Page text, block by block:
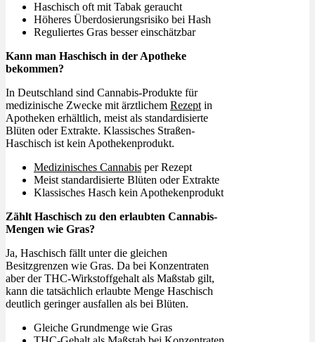
Haschisch oft mit Tabak geraucht
Höheres Überdosierungsrisiko bei Hash
Reguliertes Gras besser einschätzbar
Kann man Haschisch in der Apotheke
bekommen?
In Deutschland sind Cannabis-Produkte für
medizinische Zwecke mit ärztlichem Rezept in
Apotheken erhältlich, meist als standardisierte
Blüten oder Extrakte. Klassisches Straßen-
Haschisch ist kein Apothekenprodukt.
Medizinisches Cannabis per Rezept
Meist standardisierte Blüten oder Extrakte
Klassisches Hasch kein Apothekenprodukt
Zählt Haschisch zu den erlaubten Cannabis-
Mengen wie Gras?
Ja, Haschisch fällt unter die gleichen
Besitzgrenzen wie Gras. Da bei Konzentraten
aber der THC-Wirkstoffgehalt als Maßstab gilt,
kann die tatsächlich erlaubte Menge Haschisch
deutlich geringer ausfallen als bei Blüten.
Gleiche Grundmenge wie Gras